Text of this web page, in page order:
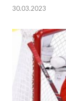
30.03.2023